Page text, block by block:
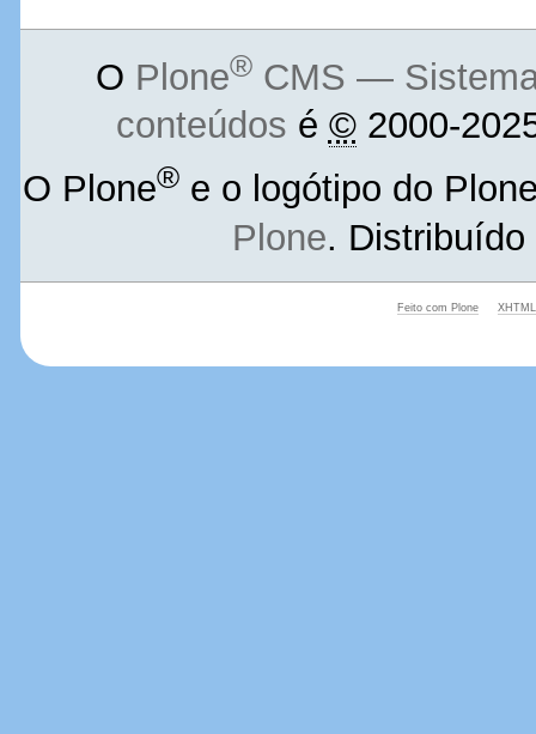
O Plone®CMS — Sistema
conteúdos é ©2000-
O Plone® e o logótipo do
Plone.
Feito com Plone